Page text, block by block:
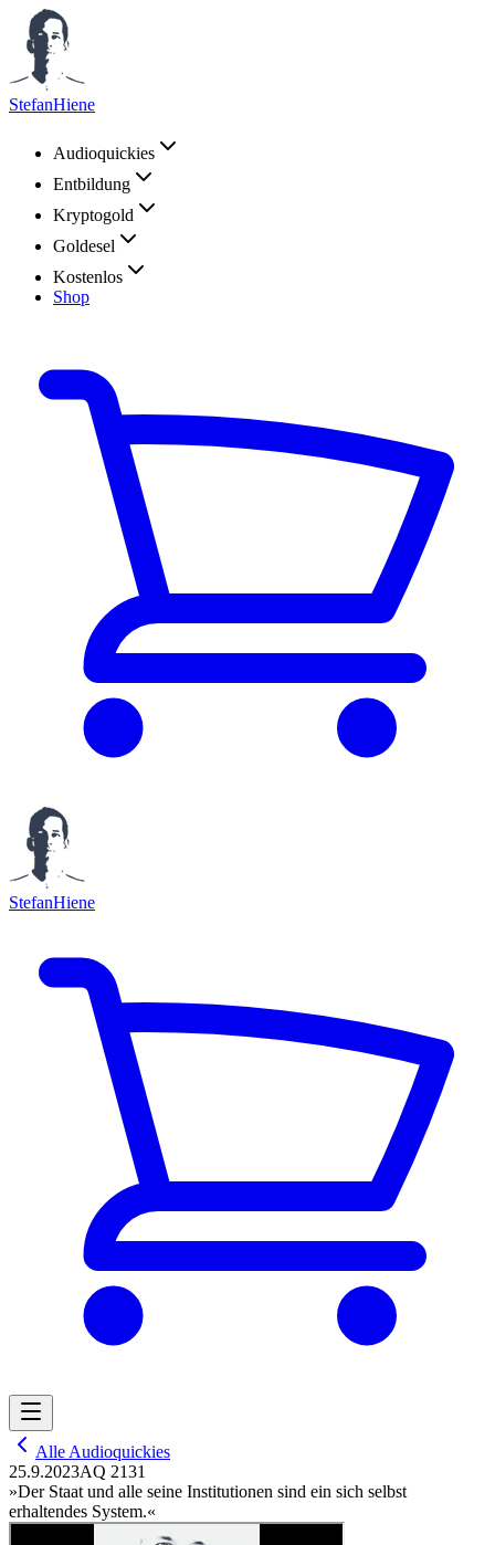
StefanHiene
Audioquickies
Entbildung
Kryptogold
Goldesel
Kostenlos
Shop
StefanHiene
Alle Audioquickies
25.9.2023AQ 2131
»Der Staat und alle seine Institutionen sind ein sich selbst
erhaltendes System.«